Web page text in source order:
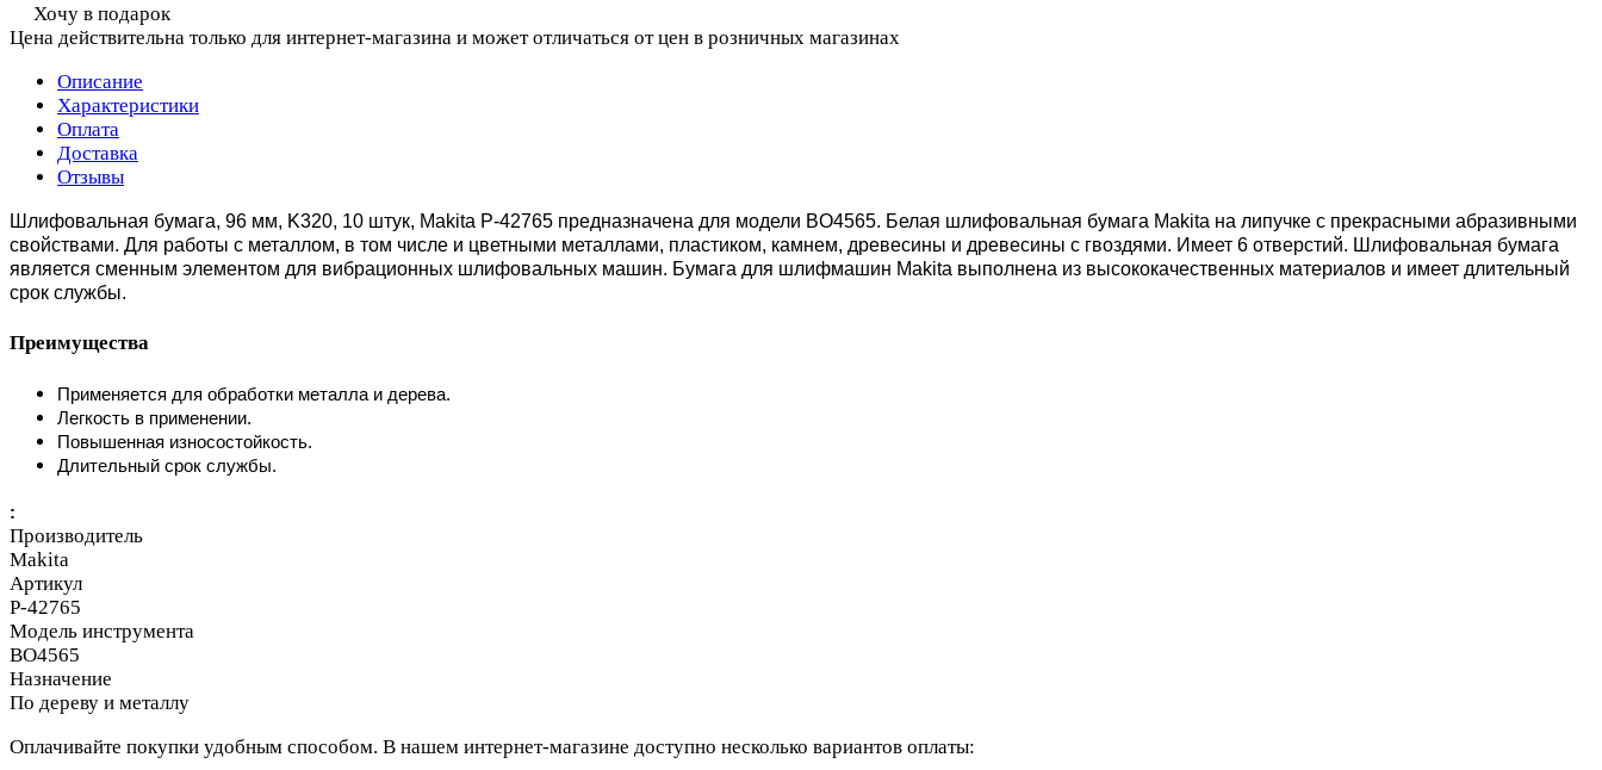
Хочу в подарок
Цена действительна только для интернет-магазина и может отличаться от цен в розничных магазинах
Описание
Характеристики
Оплата
Доставка
Отзывы
Шлифовальная бумага, 96 мм, K320, 10 штук, Makita P-42765 предназначена для модели BO4565. Белая шлифовальная бумага Makita на липучке с прекрасными абразивными
свойствами. Для работы с металлом, в том числе и цветными металлами, пластиком, камнем, древесины и древесины с гвоздями. Имеет 6 отверстий. Шлифовальная бумага
является сменным элементом для вибрационных шлифовальных машин. Бумага для шлифмашин Makita выполнена из высококачественных материалов и имеет длительный
срок службы.
Преимущества
Применяется для обработки металла и дерева.
Легкость в применении.
Повышенная износостойкость.
Длительный срок службы.
:
Производитель
Makita
Артикул
P-42765
Модель инструмента
BO4565
Назначение
По дереву и металлу
Оплачивайте покупки удобным способом. В нашем интернет-магазине доступно несколько вариантов оплаты: